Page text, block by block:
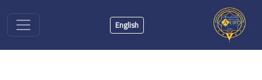
English